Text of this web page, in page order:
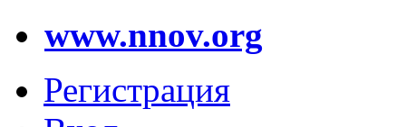
www.nnov.org
Регистрация